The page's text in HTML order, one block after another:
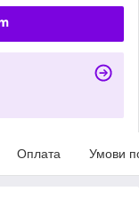
Оплата Умови